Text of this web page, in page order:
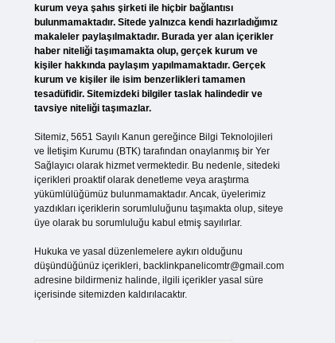
kurum veya şahıs şirketi ile hiçbir bağlantısı
bulunmamaktadır. Sitede yalnızca kendi hazırladığımız
makaleler paylaşılmaktadır. Burada yer alan içerikler
haber niteliği taşımamakta olup, gerçek kurum ve
kişiler hakkında paylaşım yapılmamaktadır. Gerçek
kurum ve kişiler ile isim benzerlikleri tamamen
tesadüfidir. Sitemizdeki bilgiler taslak halindedir ve
tavsiye niteliği taşımazlar.
Sitemiz, 5651 Sayılı Kanun gereğince Bilgi Teknolojileri
ve İletişim Kurumu (BTK) tarafından onaylanmış bir Yer
Sağlayıcı olarak hizmet vermektedir. Bu nedenle, sitedeki
içerikleri proaktif olarak denetleme veya araştırma
yükümlülüğümüz bulunmamaktadır. Ancak, üyelerimiz
yazdıkları içeriklerin sorumluluğunu taşımakta olup, siteye
üye olarak bu sorumluluğu kabul etmiş sayılırlar.
Hukuka ve yasal düzenlemelere aykırı olduğunu
düşündüğünüz içerikleri, backlinkpanelicomtr@gmail.com
adresine bildirmeniz halinde, ilgili içerikler yasal süre
içerisinde sitemizden kaldırılacaktır.